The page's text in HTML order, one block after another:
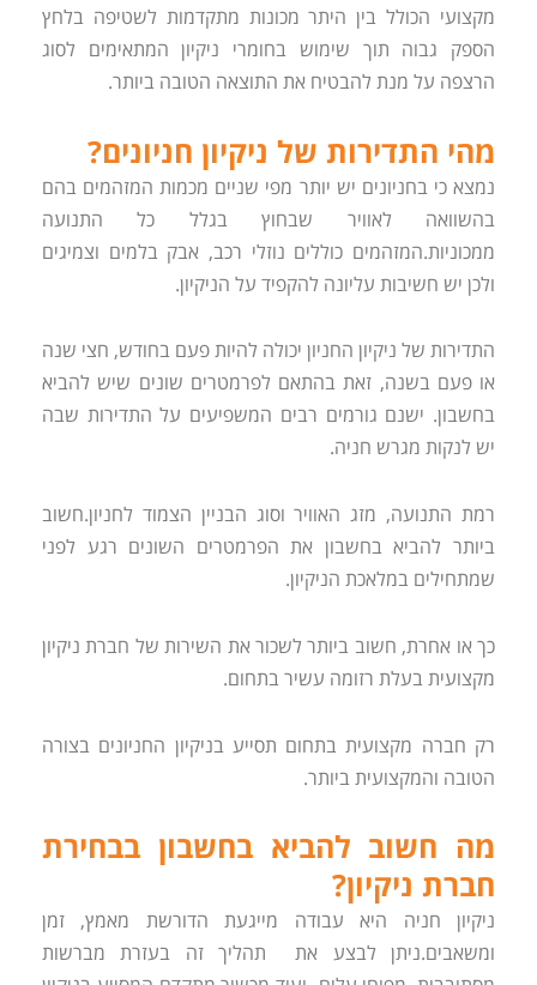
מקצועי הכולל בין היתר מכונות מתקדמות לשטיפה בלחץ
הספק גבוה תוך שימוש בחומרי ניקיון המתאימים לסוג
הרצפה על מנת להבטיח את התוצאה הטובה ביותר.
מהי התדירות של ניקיון חניונים?
נמצא כי בחניונים יש יותר מפי שניים מכמות המזהמים בהם
בהשוואה לאוויר שבחוץ בגלל כל התנועה
ממכוניות.המזהמים כוללים נוזלי רכב, אבק בלמים וצמיגים
ולכן יש חשיבות עליונה להקפיד על הניקיון.
התדירות של ניקיון החניון יכולה להיות פעם בחודש, חצי שנה
או פעם בשנה, זאת בהתאם לפרמטרים שונים שיש להביא
בחשבון. ישנם גורמים רבים המשפיעים על התדירות שבה
יש לנקות מגרש חניה.
רמת התנועה, מזג האוויר וסוג הבניין הצמוד לחניון.חשוב
ביותר להביא בחשבון את הפרמטרים השונים רגע לפני
שמתחילים במלאכת הניקיון.
כך או אחרת, חשוב ביותר לשכור את השירות של חברת ניקיון
מקצועית בעלת רזומה עשיר בתחום.
רק חברה מקצועית בתחום תסייע בניקיון החניונים בצורה
הטובה והמקצועית ביותר.
מה חשוב להביא בחשבון בבחירת
חברת ניקיון?
ניקיון חניה היא עבודה מייגעת הדורשת מאמץ, זמן
ומשאבים.ניתן לבצע את תהליך זה בעזרת מברשות